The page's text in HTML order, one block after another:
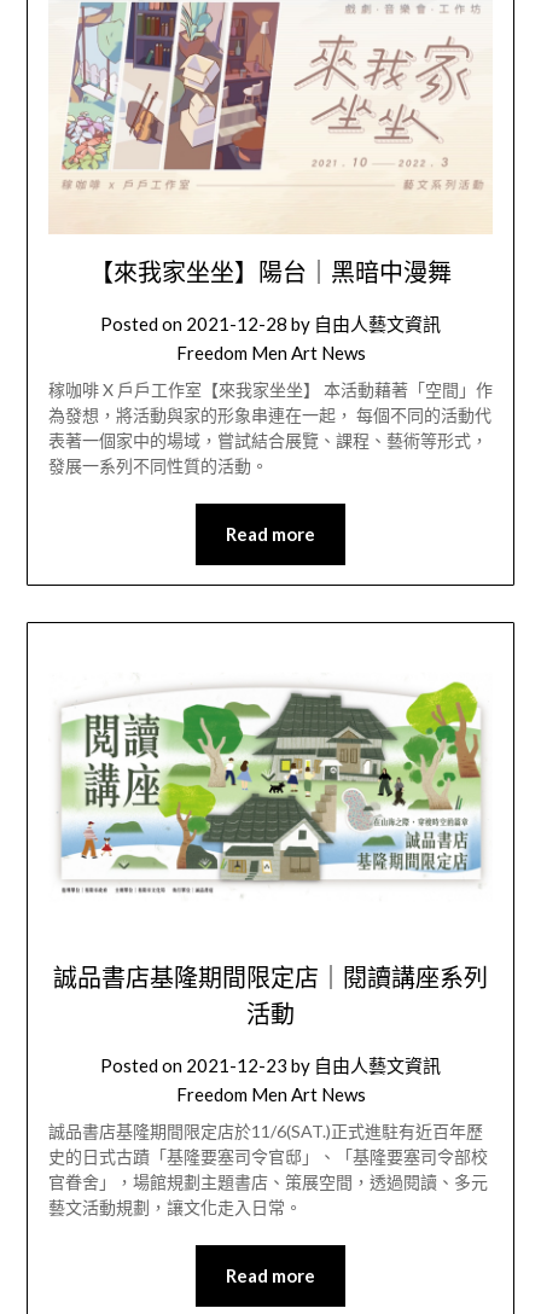
【來我家坐坐】陽台｜黑暗中漫舞
Posted on 2021-12-28 by 自由人藝文資訊
Freedom Men Art News
稼咖啡 X 戶戶工作室【來我家坐坐】 本活動藉著「空間」作
為發想，將活動與家的形象串連在一起， 每個不同的活動代
表著一個家中的場域，嘗試結合展覽、課程、藝術等形式，
發展一系列不同性質的活動。
Read more
誠品書店基隆期間限定店｜閱讀講座系列
活動
Posted on 2021-12-23 by 自由人藝文資訊
Freedom Men Art News
誠品書店基隆期間限定店於11/6(SAT.)正式進駐有近百年歷
史的日式古蹟「基隆要塞司令官邸」、「基隆要塞司令部校
官眷舍」，場館規劃主題書店、策展空間，透過閱讀、多元
藝文活動規劃，讓文化走入日常。
Read more